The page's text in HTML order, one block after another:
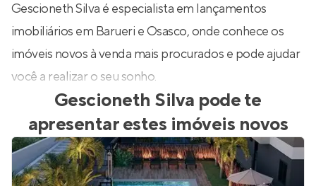
Gescioneth Silva é especialista em lançamentos
imobiliários em Barueri e Osasco, onde conhece os
imóveis novos à venda mais procurados e pode ajudar
você a realizar o seu sonho.
Gescioneth Silva pode te
apresentar estes imóveis novos